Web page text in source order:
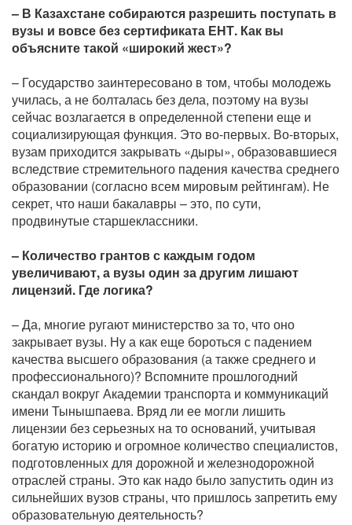
– В Казахстане собираются разрешить поступать в
вузы и вовсе без сертификата ЕНТ. Как вы
объясните такой «широкий жест»?
– Государство заинтересовано в том, чтобы молодежь
училась, а не болталась без дела, поэтому на вузы
сейчас возлагается в определенной степени еще и
социализирующая функция. Это во-первых. Во-вторых,
вузам приходится закрывать «дыры», образовавшиеся
вследствие стремительного падения качества среднего
образовании (согласно всем мировым рейтингам). Не
секрет, что наши бакалавры – это, по сути,
продвинутые старшеклассники.
– Количество грантов с каждым годом
увеличивают, а вузы один за другим лишают
лицензий. Где логика?
– Да, многие ругают министерство за то, что оно
закрывает вузы. Ну а как еще бороться с падением
качества высшего образования (а также среднего и
профессионального)? Вспомните прошлогодний
скандал вокруг Академии транспорта и коммуникаций
имени Тынышпаева. Вряд ли ее могли лишить
лицензии без серьезных на то оснований, учитывая
богатую историю и огромное количество специалистов,
подготовленных для дорожной и железнодорожной
отраслей страны. Это как надо было запустить один из
сильнейших вузов страны, что пришлось запретить ему
образовательную деятельность?